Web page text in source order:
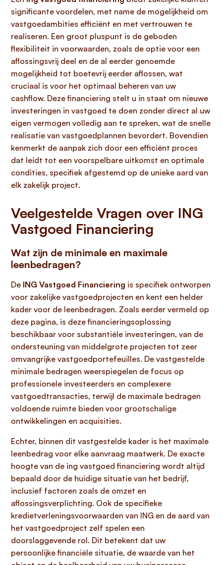
significante voordelen, met name de mogelijkheid om
vastgoedambities efficiënt en met vertrouwen te
realiseren. Een groot pluspunt is de geboden
flexibiliteit in voorwaarden, zoals de optie voor een
aflossingsvrij deel en de al eerder genoemde
mogelijkheid tot boetevrij eerder aflossen, wat
cruciaal is voor het optimaal beheren van uw
cashflow. Deze financiering stelt u in staat om nieuwe
investeringen in vastgoed te doen zonder direct al uw
eigen vermogen volledig aan te spreken, wat de snelle
realisatie van vastgoedplannen bevordert. Bovendien
kenmerkt de aanpak zich door een efficiënt proces
dat leidt tot een voorspelbare uitkomst en optimale
condities, specifiek afgestemd op de unieke aard van
elk zakelijk project.
Veelgestelde Vragen over ING
Vastgoed Financiering
Wat zijn de minimale en maximale
leenbedragen?
De ING Vastgoed Financiering is specifiek ontworpen
voor zakelijke vastgoedprojecten en kent een helder
kader voor de leenbedragen. Zoals eerder vermeld op
deze pagina, is deze financieringsoplossing
beschikbaar voor substantiële investeringen, van de
ondersteuning van middelgrote projecten tot zeer
omvangrijke vastgoedportefeuilles. De vastgestelde
minimale bedragen weerspiegelen de focus op
professionele investeerders en complexere
vastgoedtransacties, terwijl de maximale bedragen
voldoende ruimte bieden voor grootschalige
ontwikkelingen en acquisities.
Echter, binnen dit vastgestelde kader is het maximale
leenbedrag voor elke aanvraag maatwerk. De exacte
hoogte van de ing vastgoed financiering wordt altijd
bepaald door de huidige situatie van het bedrijf,
inclusief factoren zoals de omzet en
aflossingsverplichting. Ook de specifieke
kredietverleningsvoorwaarden van ING en de aard van
het vastgoedproject zelf spelen een
doorslaggevende rol. Dit betekent dat uw
persoonlijke financiële situatie, de waarde van het